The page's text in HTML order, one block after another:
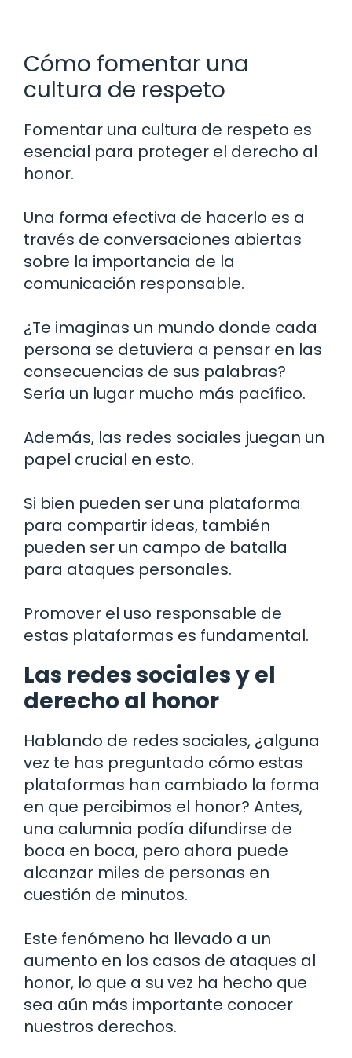
Cómo fomentar una
cultura de respeto
Fomentar una cultura de respeto es
esencial para proteger el derecho al
honor.
Una forma efectiva de hacerlo es a
través de conversaciones abiertas
sobre la importancia de la
comunicación responsable.
¿Te imaginas un mundo donde cada
persona se detuviera a pensar en las
consecuencias de sus palabras?
Sería un lugar mucho más pacífico.
Además, las redes sociales juegan un
papel crucial en esto.
Si bien pueden ser una plataforma
para compartir ideas, también
pueden ser un campo de batalla
para ataques personales.
Promover el uso responsable de
estas plataformas es fundamental.
Las redes sociales y el
derecho al honor
Hablando de redes sociales, ¿alguna
vez te has preguntado cómo estas
plataformas han cambiado la forma
en que percibimos el honor? Antes,
una calumnia podía difundirse de
boca en boca, pero ahora puede
alcanzar miles de personas en
cuestión de minutos.
Este fenómeno ha llevado a un
aumento en los casos de ataques al
honor, lo que a su vez ha hecho que
sea aún más importante conocer
nuestros derechos.